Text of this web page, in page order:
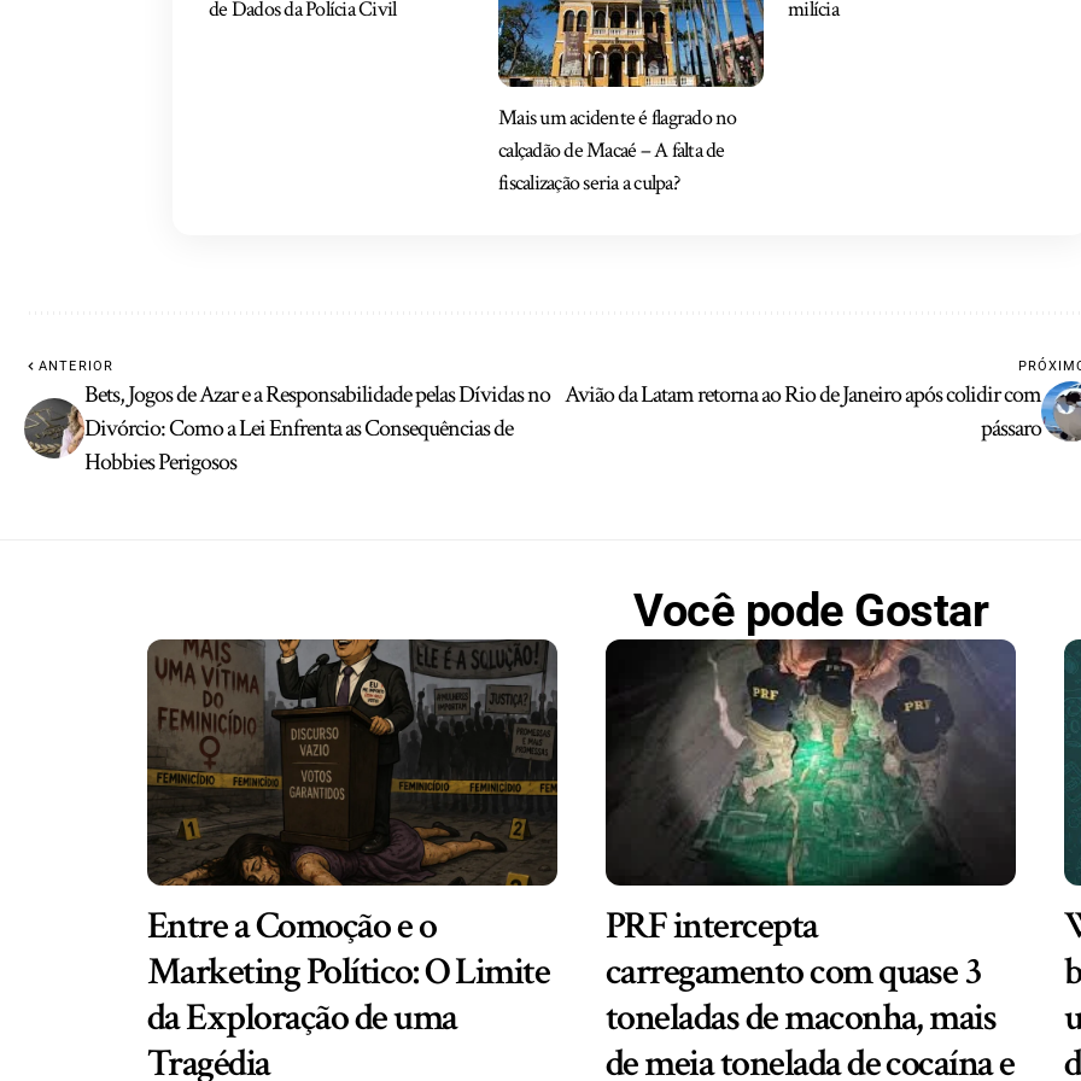
de Dados da Polícia Civil
Mais um acidente é flagrado no
calçadão de Macaé – A falta de
fiscalização seria a culpa?
milícia
ANTERIOR
Bets, Jogos de Azar e a Responsabilidade pelas Dívidas no
Divórcio: Como a Lei Enfrenta as Consequências de
Hobbies Perigosos
Avião da Latam retorna ao Rio de Janeiro após colidir com
pássaro
Você pode Gostar
Entre a Comoção e o
Marketing Político: O Limite
da Exploração de uma
Tragédia
PRF intercepta
carregamento com quase 3
toneladas de maconha, mais
de meia tonelada de cocaína e